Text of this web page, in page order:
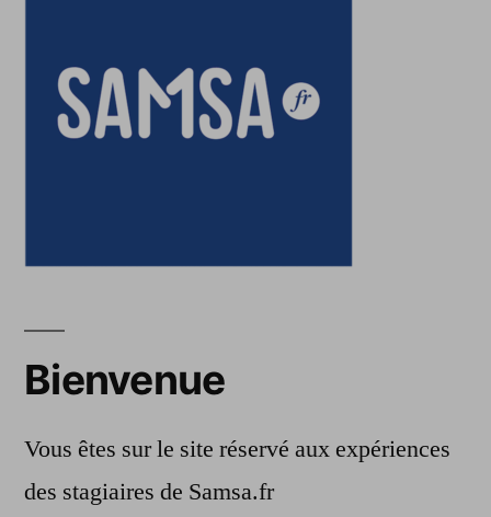
Bienvenue
Vous êtes sur le site réservé aux expériences
des stagiaires de Samsa.fr